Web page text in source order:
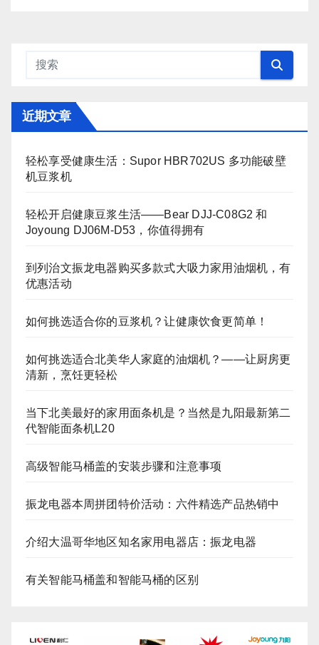
近期文章
轻松享受健康生活：Supor HBR702US 多功能破壁
机豆浆机
轻松开启健康豆浆生活——Bear DJJ‑C08G2 和
Joyoung DJ06M‑D53，你值得拥有
到列治文振龙电器购买多款式大吸力家用油烟机，有
优惠活动
如何挑选适合你的豆浆机？让健康饮食更简单！
如何挑选适合北美华人家庭的油烟机？——让厨房更
清新，烹饪更轻松
当下北美最好的家用面条机是？当然是九阳最新第二
代智能面条机L20
高级智能马桶盖的安装步骤和注意事项
振龙电器本周拼团特价活动：六件精选产品热销中
介绍大温哥华地区知名家用电器店：振龙电器
有关智能马桶盖和智能马桶的区别